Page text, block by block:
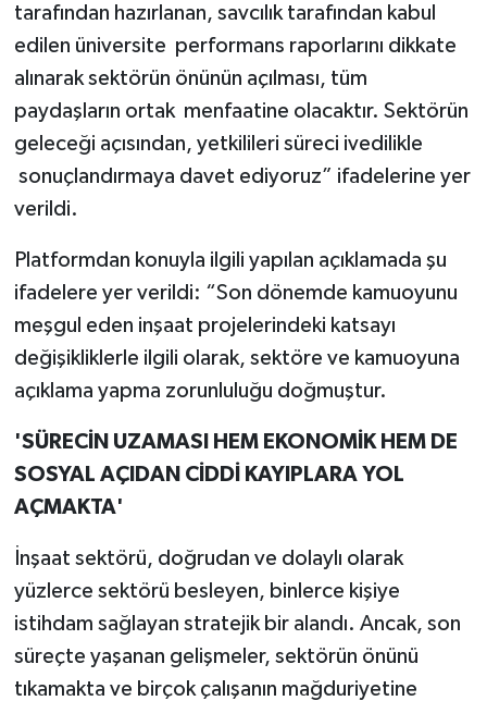
tarafından hazırlanan, savcılık tarafından kabul
edilen üniversite performans raporlarını dikkate
alınarak sektörün önünün açılması, tüm
paydaşların ortak menfaatine olacaktır. Sektörün
geleceği açısından, yetkilileri süreci ivedilikle
sonuçlandırmaya davet ediyoruz” ifadelerine yer
verildi.
Platformdan konuyla ilgili yapılan açıklamada şu
ifadelere yer verildi: “Son dönemde kamuoyunu
meşgul eden inşaat projelerindeki katsayı
değişikliklerle ilgili olarak, sektöre ve kamuoyuna
açıklama yapma zorunluluğu doğmuştur.
'SÜRECİN UZAMASI HEM EKONOMİK HEM DE
SOSYAL AÇIDAN CİDDİ KAYIPLARA YOL
AÇMAKTA'
İnşaat sektörü, doğrudan ve dolaylı olarak
yüzlerce sektörü besleyen, binlerce kişiye
istihdam sağlayan stratejik bir alandı. Ancak, son
süreçte yaşanan gelişmeler, sektörün önünü
tıkamakta ve birçok çalışanın mağduriyetine